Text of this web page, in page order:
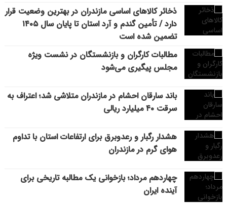
ذخائر کالاهای اساسی مازندران در بهترین وضعیت قرار
دارد / تأمین گندم و آرد استان تا پایان سال ۱۴۰۵
تضمین شده است
مطالبات کارگران و بازنشستگان در نشست ویژه
مجلس پیگیری می‌شود
باند سارقان احشام در مازندران متلاشی شد؛ اعتراف به
سرقت ۴۰ میلیارد ریالی
هشدار رگبار و رعدوبرق برای ارتفاعات استان با تداوم
هوای گرم در مازندران
چهاردهم مرداد؛ بازخوانی یک مطالبه تاریخی برای
آینده ایران